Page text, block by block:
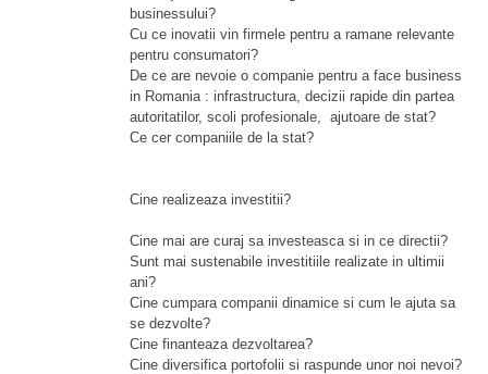
businessului?
Cu ce inovatii vin firmele pentru a ramane relevante
pentru consumatori?
De ce are nevoie o companie pentru a face business
in Romania : infrastructura, decizii rapide din partea
autoritatilor, scoli profesionale, ajutoare de stat?
Ce cer companiile de la stat?
Cine realizeaza investitii?
Cine mai are curaj sa investeasca si in ce directii?
Sunt mai sustenabile investitiile realizate in ultimii
ani?
Cine cumpara companii dinamice si cum le ajuta sa
se dezvolte?
Cine finanteaza dezvoltarea?
Cine diversifica portofolii si raspunde unor noi nevoi?